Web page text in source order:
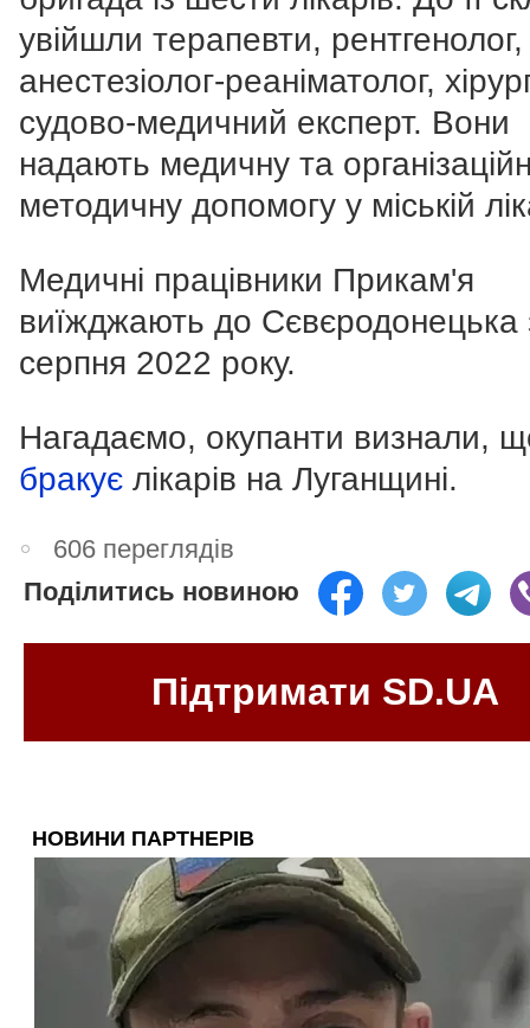
увійшли терапевти, рентгенолог,
анестезіолог-реаніматолог,
судово-медичний експерт. Вони
надають медичну та
методичну допомогу у міській
Медичні працівники Прикам'я
виїжджають до Сєвєродонецька
серпня 2022 року.
Нагадаємо, окупанти визнали,
бракує лікарів на Луганщині.
606 переглядів
Поділитись новиною
Підтримати SD.UA